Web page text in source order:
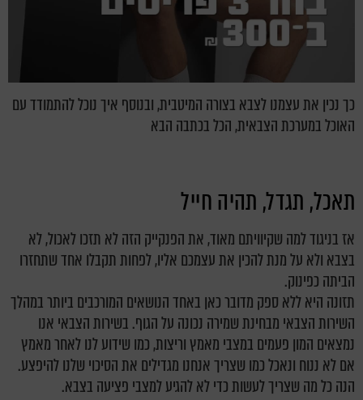
כך נכין את עצמנו לצבא בצורה המיטבית, ובנוסף איך נוכל להתמודד עם
האוכל במערכת הצבאית, הכל בכתבה הבא
תאכל, תגדל, תהיה חייל
אז בניגוד למה שקיוויתם מאוד, את הפנקייק הזה לא תזכו לאכול, לא
בצבא ולא על מנת להכין את עצמכם אליו, לפחות תקבלו אחד שתחזרו
הביתה כפינוק.
תזונה היא ללא ספק מדובר כאן באחד הנושאים המורכבים ביותר במהלך
השירות הצבאי מבחינת שמירה נכונה על הגוף. בשירות הצבאי אנו
נמצאים המון פעמים במצבי מאמץ וריצות, כמו שידוע לנו לאחר מאמץ
אם לא ננוח ונאכל כמו שצריך אנחנו מגדילים את הסיכוי שלנו להיפצע.
הנה כל מה שצריך לעשות כדי לא להגיע למצבי פציעה בצבא.